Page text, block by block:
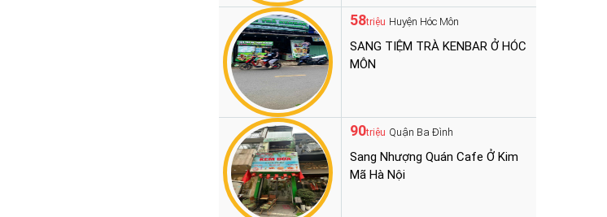
58triệu Huyện Hóc Môn
SANG TIỆM TRÀ KENBAR Ở HÓC
MÔN
90triệu Quận Ba Đình
Sang Nhượng Quán Cafe Ở Kim
Mã Hà Nội